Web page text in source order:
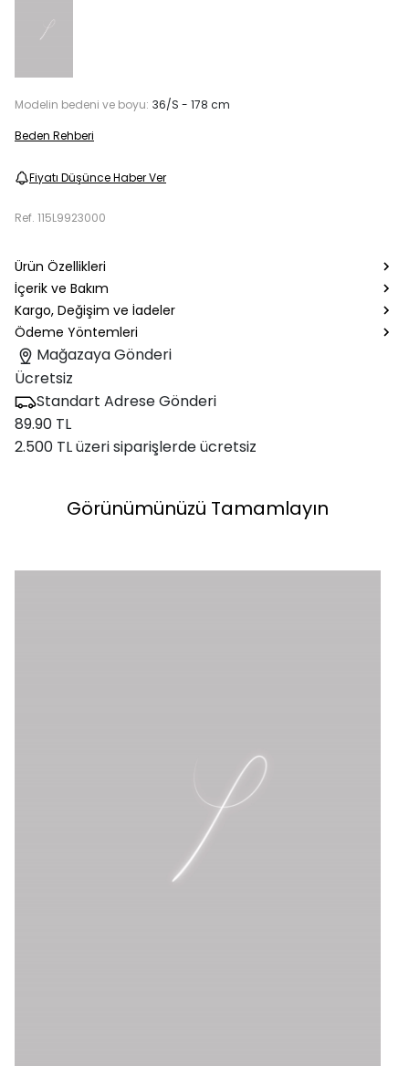
Modelin bedeni ve boyu: 36/S - 178 cm
Beden Rehberi
Fiyatı Düşünce Haber Ver
Ref. 115L9923000
Ürün Özellikleri
İçerik ve Bakım
Kargo, Değişim ve İadeler
Ödeme Yöntemleri
Mağazaya Gönderi
Ücretsiz
Standart Adrese Gönderi
89.90 TL
2.500 TL üzeri siparişlerde ücretsiz
Görünümünüzü Tamamlayın